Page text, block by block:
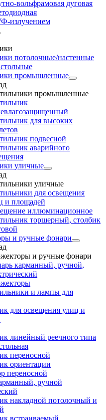
вольфрамовая дуговая
излучением
потолочные/настенные
промышленные
промышленные
для высоких
подвесной
аварийного
уличные
уличные
для освещения
и площадей
иллюминационное
торшерный, столбик
и ручные фонари
и ручные фонари
карманный, ручной,
и лампы для
для освещения улиц и
линейный реечного типа
переносной
ориентации
переносной
ручной
накладной потолочный и
встраиваемый